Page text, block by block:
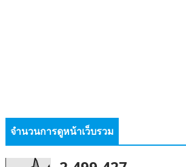
จำนวนการดูหน้าเว็บรวม